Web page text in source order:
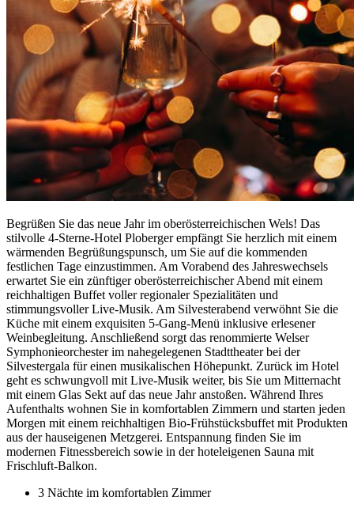
Begrüßen Sie das neue Jahr im oberösterreichischen Wels! Das
stilvolle 4-Sterne-Hotel Ploberger empfängt Sie herzlich mit einem
wärmenden Begrüßungspunsch, um Sie auf die kommenden
festlichen Tage einzustimmen. Am Vorabend des Jahreswechsels
erwartet Sie ein zünftiger oberösterreichischer Abend mit einem
reichhaltigen Buffet voller regionaler Spezialitäten und
stimmungsvoller Live-Musik. Am Silvesterabend verwöhnt Sie die
Küche mit einem exquisiten 5-Gang-Menü inklusive erlesener
Weinbegleitung. Anschließend sorgt das renommierte Welser
Symphonieorchester im nahegelegenen Stadttheater bei der
Silvestergala für einen musikalischen Höhepunkt. Zurück im Hotel
geht es schwungvoll mit Live-Musik weiter, bis Sie um Mitternacht
mit einem Glas Sekt auf das neue Jahr anstoßen. Während Ihres
Aufenthalts wohnen Sie in komfortablen Zimmern und starten jeden
Morgen mit einem reichhaltigen Bio-Frühstücksbuffet mit Produkten
aus der hauseigenen Metzgerei. Entspannung finden Sie im
modernen Fitnessbereich sowie in der hoteleigenen Sauna mit
Frischluft-Balkon.
3 Nächte im komfortablen Zimmer